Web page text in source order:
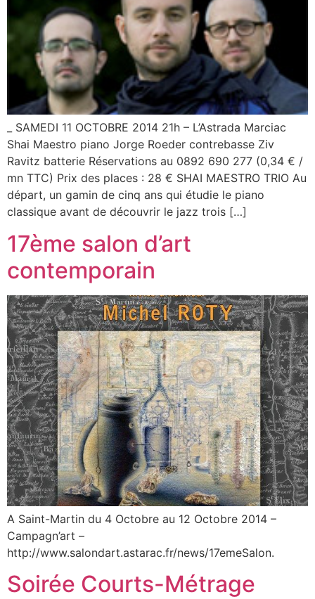
_ SAMEDI 11 OCTOBRE 2014 21h – L’Astrada Marciac
Shai Maestro piano Jorge Roeder contrebasse Ziv
Ravitz batterie Réservations au 0892 690 277 (0,34 € /
mn TTC) Prix des places : 28 € SHAI MAESTRO TRIO Au
départ, un gamin de cinq ans qui étudie le piano
classique avant de découvrir le jazz trois […]
17ème salon d’art
contemporain
A Saint-Martin du 4 Octobre au 12 Octobre 2014 –
Campagn’art –
http://www.salondart.astarac.fr/news/17emeSalon.
Soirée Courts-Métrage